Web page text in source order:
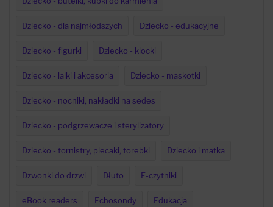
Dziecko - dla najmłodszych Dziecko - edukacyjne
Dziecko - figurki Dziecko - klocki
Dziecko - lalki i akcesoria Dziecko - maskotki
Dziecko - nocniki, nakładki na sedes
Dziecko - podgrzewacze i sterylizatory
Dziecko - tornistry, plecaki, torebki Dziecko i matka
Dzwonki do drzwi Dłuto E-czytniki
eBook readers Echosondy Edukacja